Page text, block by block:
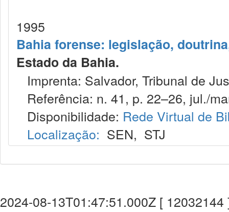
1995
Bahia forense: legislação,
Estado da Bahia.
Imprenta: Salvador, Tribunal de
Referência: n. 41, p. 22–26, jul./
Disponibilidade: Rede Virtual de
Localização: SEN, STJ
2024-08-13T01:47:51.000Z [ 12032144